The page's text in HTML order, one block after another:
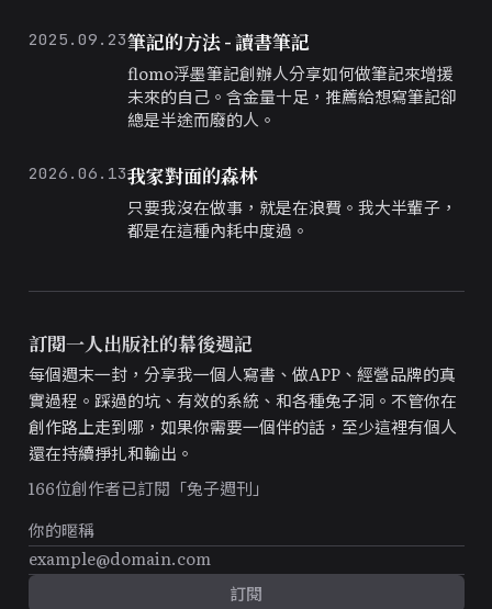
2025.09.23筆記的方法 - 讀書筆記
flomo浮墨筆記創辦人分享如何做筆記來增援
未來的自己。含金量十足，推薦給想寫筆記卻
總是半途而廢的人。
2026.06.13我家對面的森林
只要我沒在做事，就是在浪費。我大半輩子，
都是在這種內耗中度過。
訂閱一人出版社的幕後週記
每個週末一封，分享我一個人寫書、做APP、經營品牌的真
實過程。踩過的坑、有效的系統、和各種兔子洞。不管你在
創作路上走到哪，如果你需要一個伴的話，至少這裡有個人
還在持續掙扎和輸出。
166位創作者已訂閱「兔子週刊」